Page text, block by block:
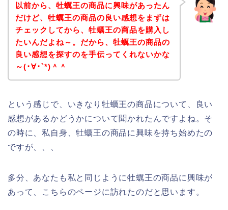
以前から、牡蠣王の商品に興味があったん
だけど、牡蠣王の商品の良い感想をまずは
チェックしてから、牡蠣王の商品を購入し
たいんだよね～。だから、牡蠣王の商品の
良い感想を探すのを手伝ってくれないかな
～(･∀･`*)＾＾
という感じで、いきなり牡蠣王の商品について、良い
感想があるかどうかについて聞かれたんですよね。そ
の時に、私自身、牡蠣王の商品に興味を持ち始めたの
ですが、、、
多分、あなたも私と同じように牡蠣王の商品に興味が
あって、こちらのページに訪れたのだと思います。